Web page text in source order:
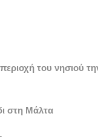
του νησιού
στη Μάλτα